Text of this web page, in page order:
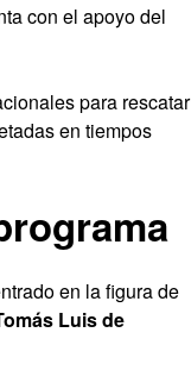
con el apoyo del
para rescatar
en tiempos
en la figura de
Luis de